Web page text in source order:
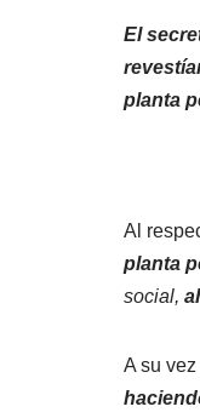
El
planta
Al
planta
social,
A su